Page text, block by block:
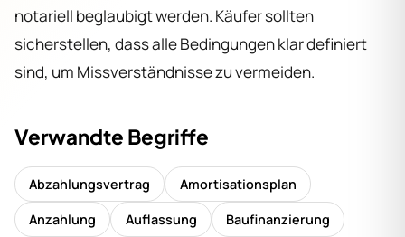
notariell beglaubigt werden. Käufer sollten
sicherstellen, dass alle Bedingungen klar definiert
sind, um Missverständnisse zu vermeiden.
Verwandte Begriffe
Abzahlungsvertrag Amortisationsplan
Anzahlung Auflassung Baufinanzierung